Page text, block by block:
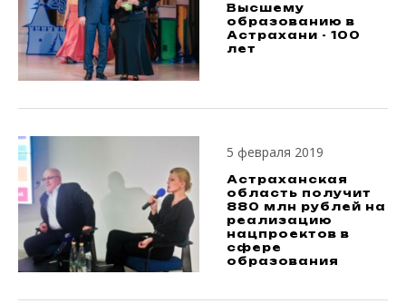
Высшему
образованию в
Астрахани - 100
лет
5 февраля 2019
Астраханская
область получит
880 млн рублей на
реализацию
нацпроектов в
сфере
образования